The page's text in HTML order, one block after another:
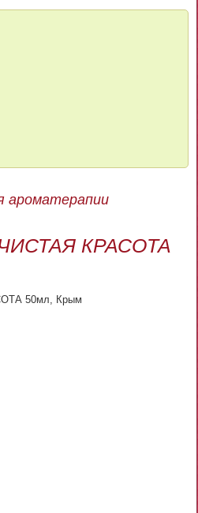
ароматерапии
КРАСОТА
50мл, Крым